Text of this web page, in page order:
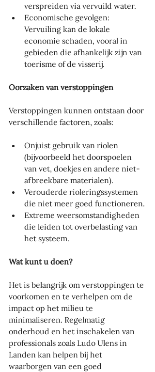
verspreiden via vervuild water.
Economische gevolgen:
Vervuiling kan de lokale
economie schaden, vooral in
gebieden die afhankelijk zijn van
toerisme of de visserij.
Oorzaken van verstoppingen
Verstoppingen kunnen ontstaan door
verschillende factoren, zoals:
Onjuist gebruik van riolen
(bijvoorbeeld het doorspoelen
van vet, doekjes en andere niet-
afbreekbare materialen).
Verouderde rioleringssystemen
die niet meer goed functioneren.
Extreme weersomstandigheden
die leiden tot overbelasting van
het systeem.
Wat kunt u doen?
Het is belangrijk om verstoppingen te
voorkomen en te verhelpen om de
impact op het milieu te
minimaliseren. Regelmatig
onderhoud en het inschakelen van
professionals zoals Ludo Ulens in
Landen kan helpen bij het
waarborgen van een goed